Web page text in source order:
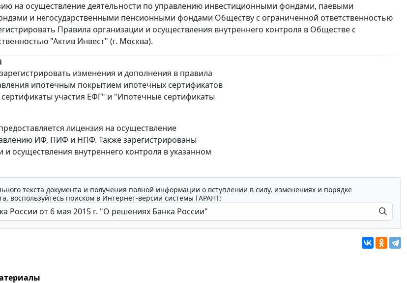
на осуществление деятельности по управлению инвестиционными фондами, паевыми
и негосударственными пенсионными фондами Обществу с ограниченной ответственностью
Правила организации и осуществления внутреннего контроля в Обществе с
"Актив Инвест" (г. Москва).
изменения и дополнения в правила
ипотечным покрытием ипотечных сертификатов
участия ЕФГ" и "Ипотечные сертификаты
лицензия на осуществление
ИФ, ПИФ и НПФ. Также зарегистрированы
и осуществления внутреннего контроля в указанном
текста документа и получения полной информации о вступлении в силу, изменениях и порядке
воспользуйтесь поиском в Интернет-версии системы ГАРАНТ: